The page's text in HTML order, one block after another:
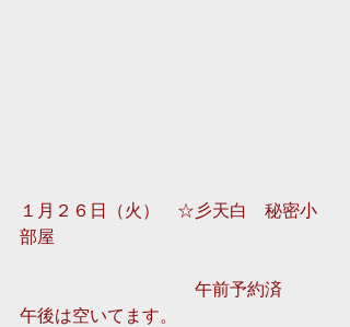
１月２６日（火）　☆彡天白　秘密小
部屋
午前予約済
午後は空いてます。